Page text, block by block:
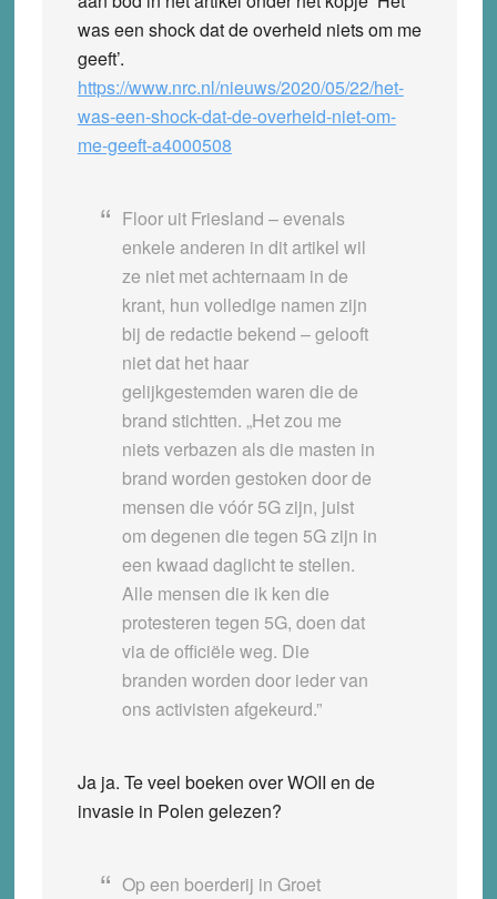
was een shock dat de overheid niets om me
geeft’.
https://www.nrc.nl/nieuws/2020/05/22/het-
was-een-shock-dat-de-overheid-niet-om-
me-geeft-a4000508
Floor uit Friesland – evenals
enkele anderen in dit artikel wil
ze niet met achternaam in de
krant, hun volledige namen zijn
bij de redactie bekend – gelooft
niet dat het haar
gelijkgestemden waren die de
brand stichtten. „Het zou me
niets verbazen als die masten in
brand worden gestoken door de
mensen die vóór 5G zijn, juist
om degenen die tegen 5G zijn in
een kwaad daglicht te stellen.
Alle mensen die ik ken die
protesteren tegen 5G, doen dat
via de officiële weg. Die
branden worden door ieder van
ons activisten afgekeurd.”
Ja ja. Te veel boeken over WOII en de
invasie in Polen gelezen?
Op een boerderij in Groet